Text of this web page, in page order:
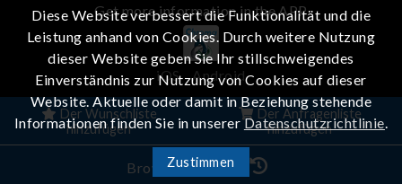
Der Wunschliste
hinzufügen
Der Anfragenliste
hinzufügen
Get more information in the APP
iOS Android
Diese Website verbessert die Funktionalität und die
Leistung anhand von Cookies. Durch weitere Nutzung
dieser Website geben Sie Ihr stillschweigendes
Einverständnis zur Nutzung von Cookies auf dieser
Website. Aktuelle oder damit in Beziehung stehende
Informationen finden Sie in unsererDatenschutzrichtlinie.
Zustimmen
Browser-Verlauf